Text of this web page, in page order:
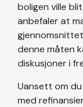
boligen ville
anbefaler at
denne måten
diskusjoner i
Uansett om
med